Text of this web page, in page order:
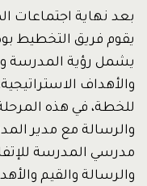
بعد نهاية اجتماعات
يقوم فريق التخطيط
يشمل رؤية المدرسة
والأهداف
للخطة، في هذه
والرسالة مع مدير
مدرسي المدرسة
والرسالة والقيم